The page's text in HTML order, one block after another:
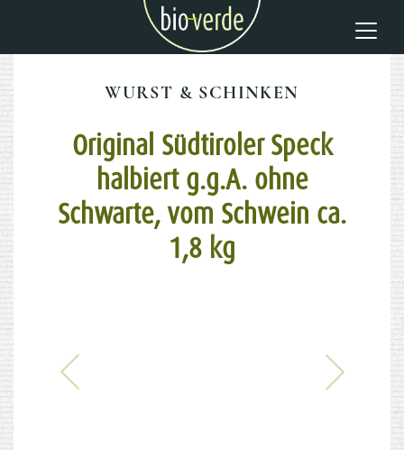
WURST & SCHINKEN
Original Südtiroler Speck
halbiert g.g.A. ohne
Schwarte, vom Schwein ca.
1,8 kg